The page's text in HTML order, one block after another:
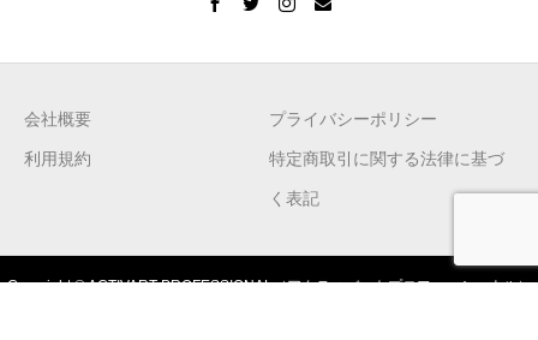
会社概要 プライバシーポリシー
利用規約 特定商取引に関する法律に基づ
く表記
Copyright © ACTIVART PROFESSIONAL（アクティバートプロフェッショナル）